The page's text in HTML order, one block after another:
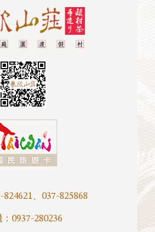
824621、 037-825868
0937-280236